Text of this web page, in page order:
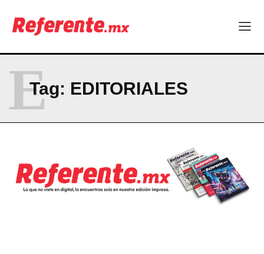
Linux nació como un hobby y hoy mueve la tecnología global
Los 40 ya no son la mitad de la vida: son el nuevo punto de
partida
ABOUT
CONTACT
Tag: EDITORIALES
E